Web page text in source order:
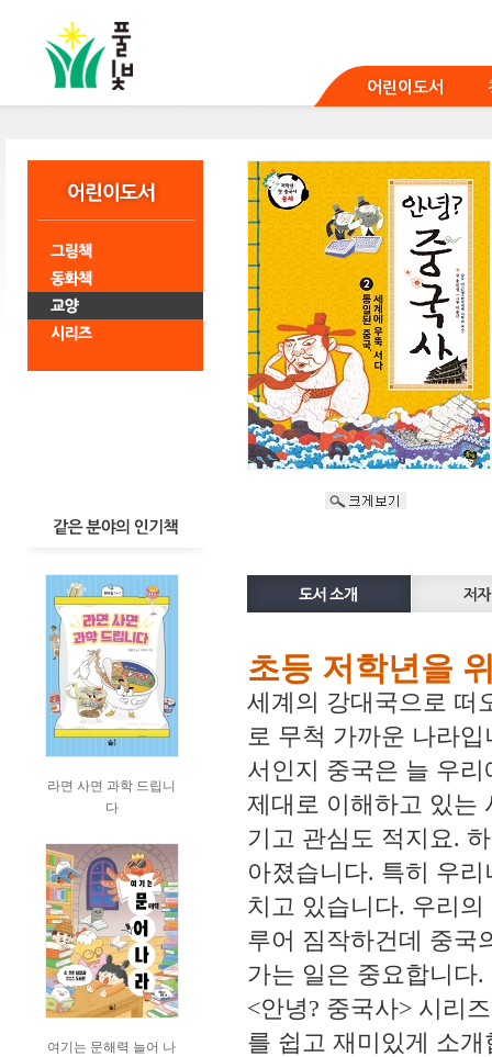
어린이도서
라면 사면 과학 드립니
다
여기는 문해력 늘어 나
초등 저학년을
세계의 강대국으로 떠
로 무척 가까운 나라
서인지 중국은 늘 우
제대로 이해하고 있는
기고 관심도 적지요.
아졌습니다. 특히 우
치고 있습니다. 우리
루어 짐작하건데 중국
가는 일은 중요합니다.
<안녕? 중국사> 시리
를 쉽고 재미있게 소